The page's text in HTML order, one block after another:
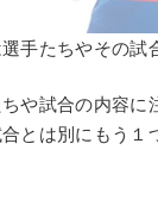
手たちやその試
や試合の内容に
とは別にもう１